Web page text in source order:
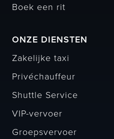
Boek een rit
ONZE DIENSTEN
Zakelijke taxi
Privéchauffeur
Shuttle Service
VIP-vervoer
Groepsvervoer